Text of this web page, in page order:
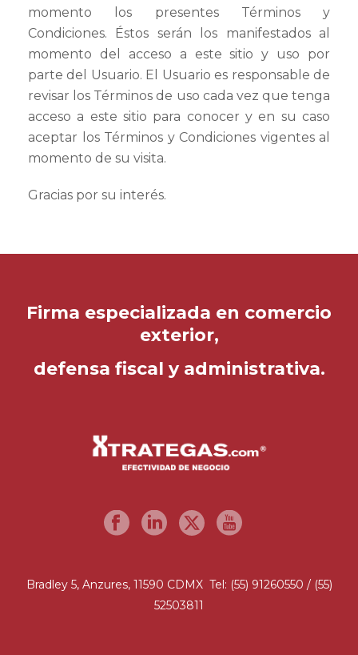
momento los presentes Términos y
Condiciones. Éstos serán los manifestados al
momento del acceso a este sitio y uso por
parte del Usuario. El Usuario es responsable de
revisar los Términos de uso cada vez que tenga
acceso a este sitio para conocer y en su caso
aceptar los Términos y Condiciones vigentes al
momento de su visita.
Gracias por su interés.
Firma especializada en comercio
exterior,
defensa fiscal y administrativa.
Bradley 5, Anzures, 11590 CDMX Tel: (55) 91260550 / (55)
52503811